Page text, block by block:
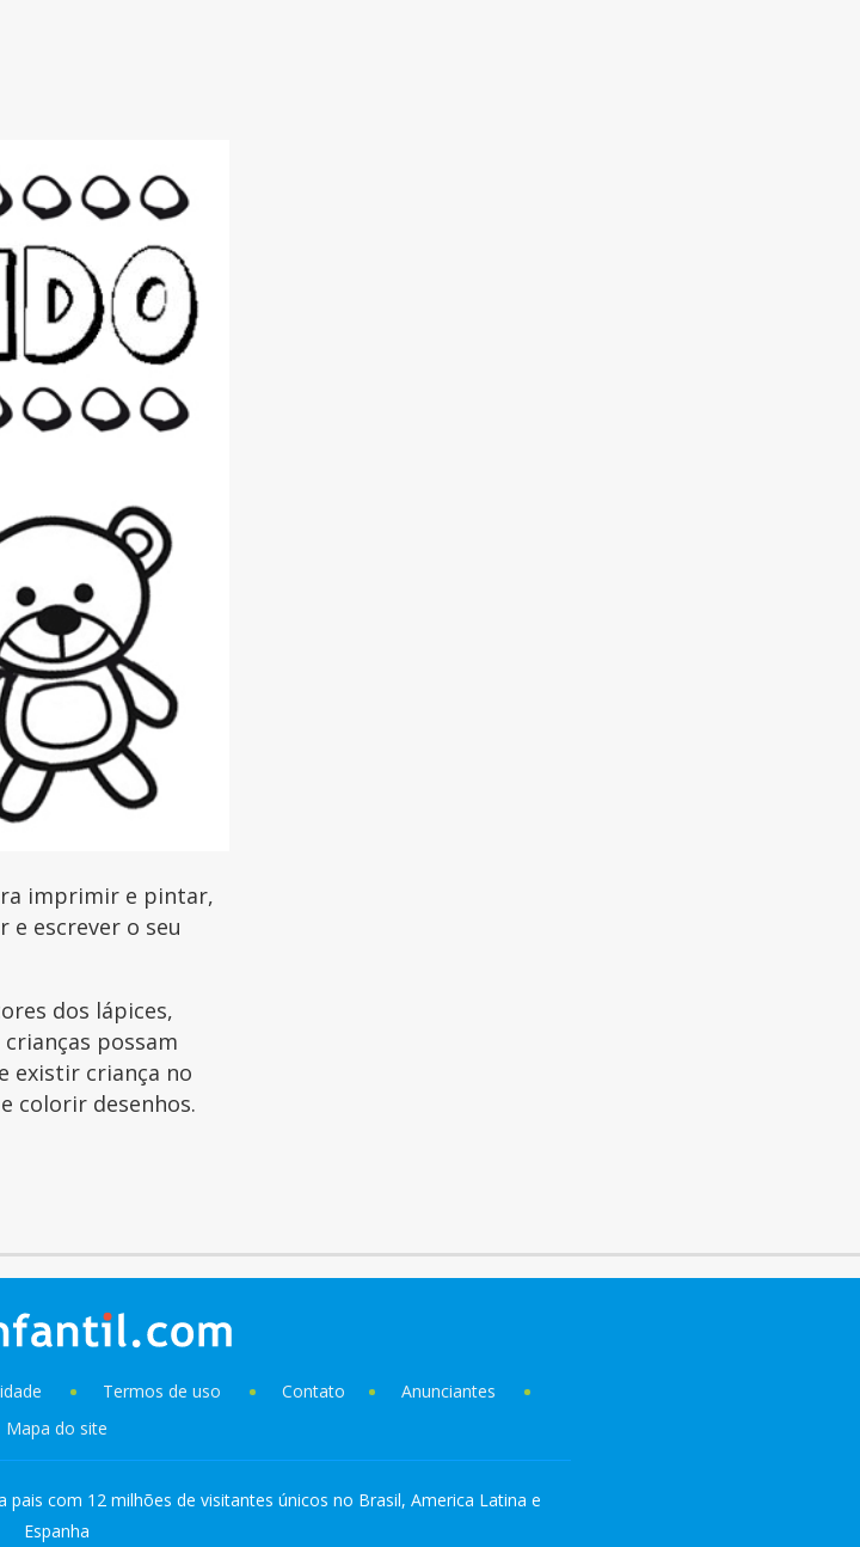
imprimir e pintar,
e escrever o seu
dos lápices,
possam
existir criança no
colorir desenhos.
Termos de uso Contato
Anunciantes
Mapa do site
com 12 milhões de visitantes únicos no Brasil, America Latina e
Espanha